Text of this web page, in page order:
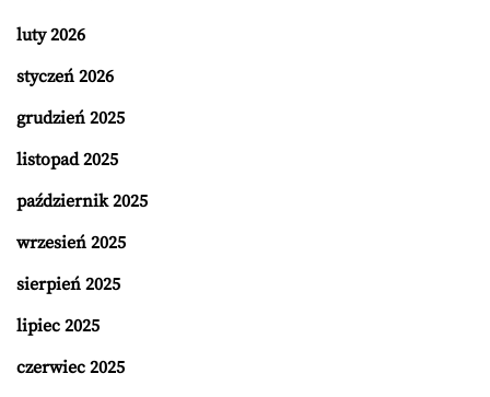
luty 2026
styczeń 2026
grudzień 2025
listopad 2025
październik 2025
wrzesień 2025
sierpień 2025
lipiec 2025
czerwiec 2025